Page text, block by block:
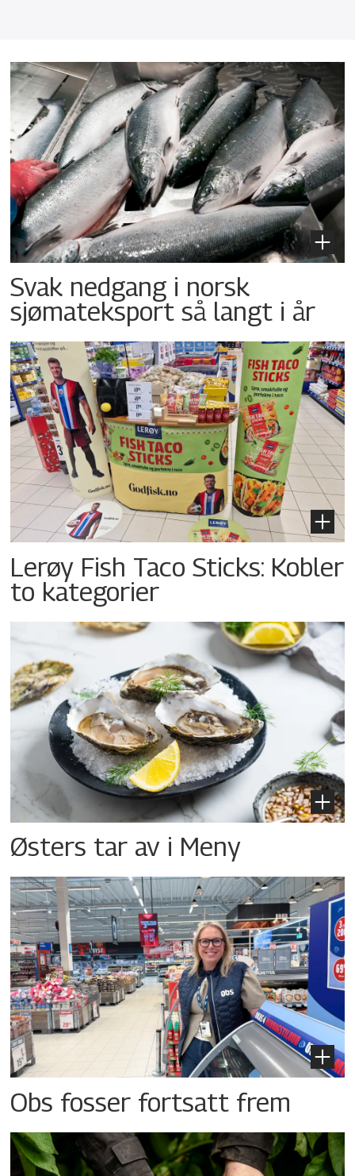
Svak nedgang i norsk
sjømateksport så langt i år
Lerøy Fish Taco Sticks: Kobler
to kategorier
Østers tar av i Meny
Obs fosser fortsatt frem